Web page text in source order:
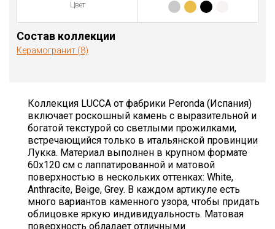
Цвет
Состав коллекции
Керамогранит (8)
Коллекция LUCCA от фабрики Peronda (Испания)
включает роскошный камень с выразительной и
богатой текстурой со светлыми прожилками,
встречающийся только в итальянской провинции
Лукка. Материал выполнен в крупном формате
60х120 см с лаппатированной и матовой
поверхностью в нескольких оттенках: White,
Anthracite, Beige, Grey. В каждом артикуле есть
много вариантов каменного узора, чтобы придать
облицовке яркую индивидуальность. Матовая
поверхность обладает отличными